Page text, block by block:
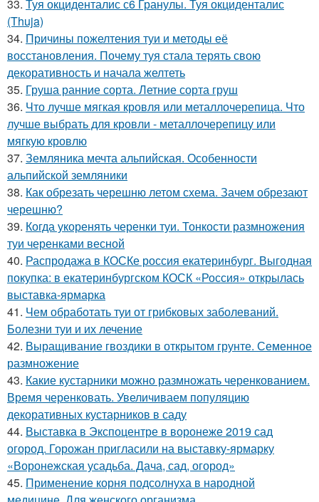
33. Туя окциденталис с6 Гранулы. Туя окциденталис
(Thuja)
34. Причины пожелтения туи и методы её
восстановления. Почему туя стала терять свою
декоративность и начала желтеть
35. Груша ранние сорта. Летние сорта груш
36. Что лучше мягкая кровля или металлочерепица. Что
лучше выбрать для кровли - металлочерепицу или
мягкую кровлю
37. Земляника мечта альпийская. Особенности
альпийской земляники
38. Как обрезать черешню летом схема. Зачем обрезают
черешню?
39. Когда укоренять черенки туи. Тонкости размножения
туи черенками весной
40. Распродажа в КОСКе россия екатеринбург. Выгодная
покупка: в екатеринбургском КОСК «Россия» открылась
выставка-ярмарка
41. Чем обработать туи от грибковых заболеваний.
Болезни туи и их лечение
42. Выращивание гвоздики в открытом грунте. Семенное
размножение
43. Какие кустарники можно размножать черенкованием.
Время черенковать. Увеличиваем популяцию
декоративных кустарников в саду
44. Выставка в Экспоцентре в воронеже 2019 сад
огород. Горожан пригласили на выставку-ярмарку
«Воронежская усадьба. Дача, сад, огород»
45. Применение корня подсолнуха в народной